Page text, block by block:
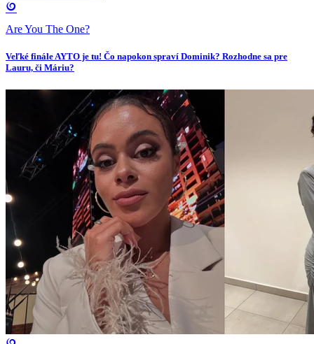
Are You The One?
Veľké finále AYTO je tu! Čo napokon spraví Dominik? Rozhodne sa pre
Lauru, či Máriu?